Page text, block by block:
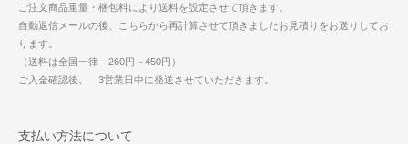
ご注文商品重量・梱包料により送料を設定させて頂きます。
自動返信メールの後、こちらから再計算させて頂きましたお見積りをお送りしてお
ります。
（送料は全国一律 260円～450円）
ご入金確認後、 3営業日中に発送させていただきます。
支払い方法について